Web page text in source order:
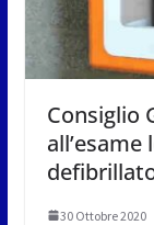
Consiglio
all’esame
30 Ottobre 2020